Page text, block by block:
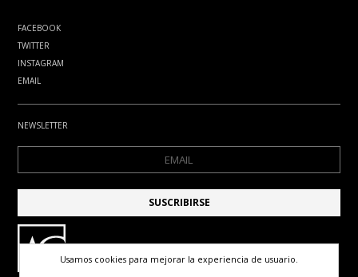
FACEBOOK
TWITTER
INSTAGRAM
EMAIL
NEWSLETTER
Usamos cookies para mejorar la experiencia de usuario.